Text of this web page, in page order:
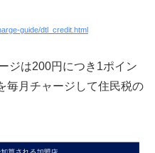
guide/dtl_credit.html
ジは200円につき1ポイン
毎月チャージして住民税の